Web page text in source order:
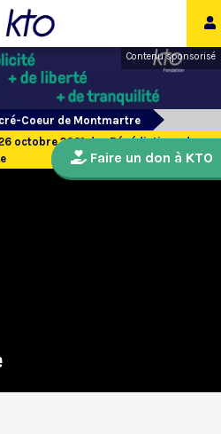
Contenu sponsorisé
Coeur de Montmartre
octobre 2021 des Bénédictines du
Faire un don à KTO